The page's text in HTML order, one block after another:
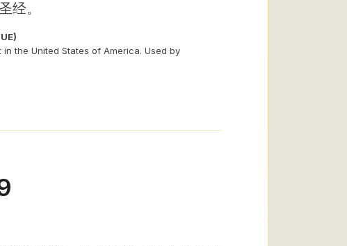
经。
the United States of America. Used by